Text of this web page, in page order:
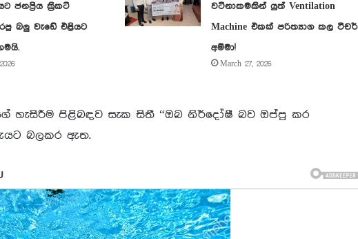
ජනප්‍රිය ක්‍රිකට්
බලු වැඩේ එළියට
වටිනාකමකින් යුත් Ventilation
Machine එකක් පරිත්‍යාග කල ටීචර්
අම්මා!
March 27, 2026
හැසිරීම පිළිබඳව සැක සිතී “ඔබ නිර්දෝෂී බව ඔප්පු කර
බලකර ඇත.